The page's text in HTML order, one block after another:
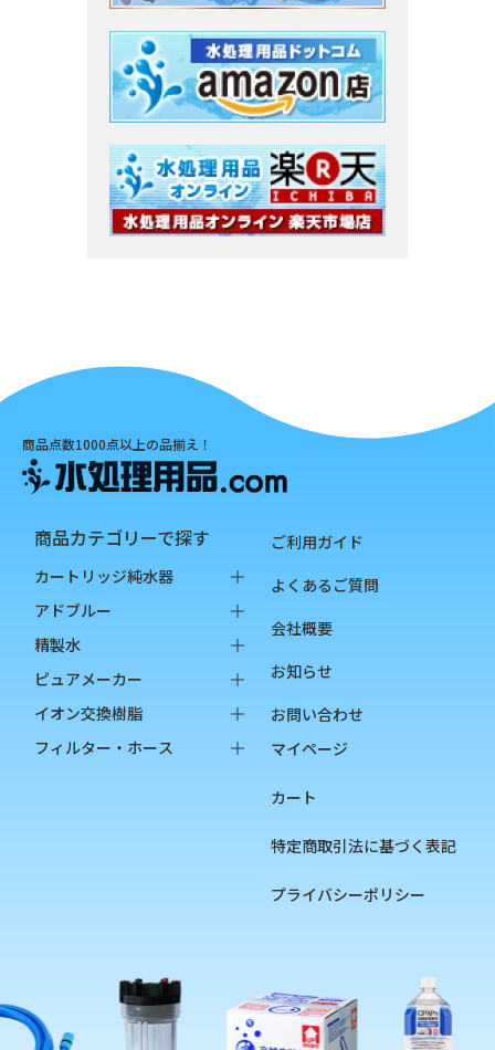
商品点数1000点以上の品揃え！
商品カテゴリーで探す
カートリッジ純水器
純水器本体
オプション品
消耗品
アドブルー
バッグインボックス
ペットボトル
精製水
バッグインボックス
ペットボトル
オプション品
ピュアメーカー
本体
カートリッジ
イオン交換樹脂
純水用イオン交換樹脂
フィルター・ホース
硬度指示薬
ご利用ガイド
よくあるご質問
会社概要
お知らせ
お問い合わせ
マイページ
カート
特定商取引法に基づく表記
プライバシーポリシー